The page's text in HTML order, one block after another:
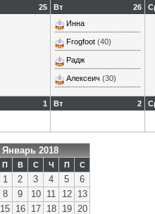
25 26
Вт
Инна
Frogfoot (40)
Радж
Алексеич (30)
1 2
Вт
Январь 2018
П В С Ч П
С
1 2 3 4 5 6
8 9 10 11 12 13
15 16 17 18 19 20